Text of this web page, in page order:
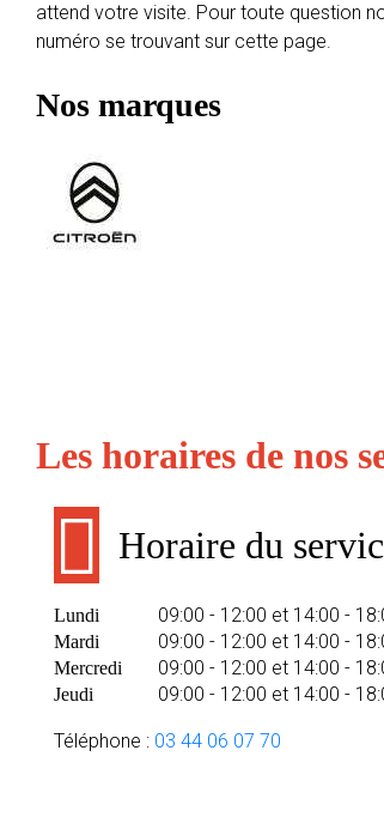
attend votre visite. Pour toute question
numéro se trouvant sur cette page.
Nos marques
Les horaires de nos
Horaire du
Lundi 09:00 - 12:00 et 14:00 -
Mardi 09:00 - 12:00 et 14:00 -
Mercredi 09:00 - 12:00 et 14:00 -
Jeudi 09:00 - 12:00 et 14:00 -
Téléphone : 03 44 06 07 70